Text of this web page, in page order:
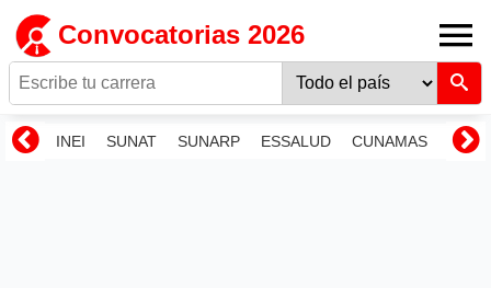
Convocatorias 2026
INEI SUNAT SUNARP ESSALUD CUNAMAS